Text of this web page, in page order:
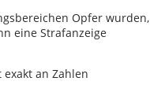
Opfer wurden,
eine Strafanzeige
an Zahlen